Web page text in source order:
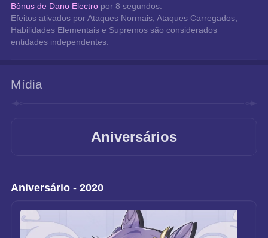
Bônus de Dano Electro por 8 segundos.
Efeitos ativados por Ataques Normais, Ataques Carregados,
Habilidades Elementais e Supremos são considerados
entidades independentes.
Mídia
Aniversários
Aniversário - 2020